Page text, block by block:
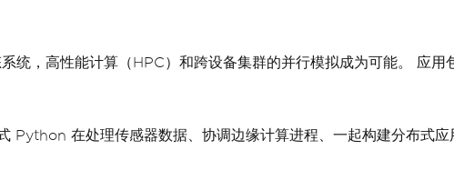
，高性能计算（HPC）和跨设备集群的并行模拟成为可能。 应用
Python 在处理传感器数据、协调边缘计算进程、一起构建分布式